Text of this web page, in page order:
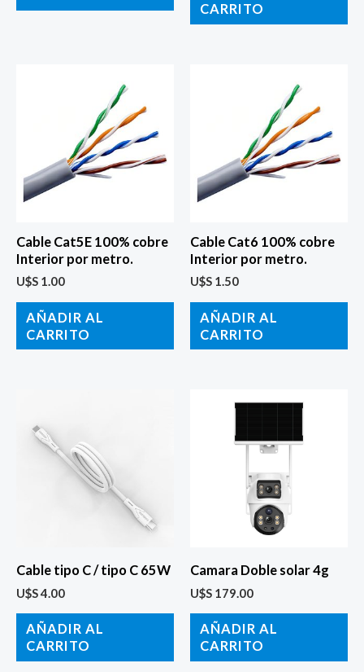
CARRITO
Cable Cat5E 100% cobre
Interior por metro.
U$S 1.00
AÑADIR AL
CARRITO
Cable Cat6 100% cobre
Interior por metro.
U$S 1.50
AÑADIR AL
CARRITO
Cable tipo C / tipo C 65W
U$S4.00
AÑADIR AL
CARRITO
Camara Doble solar 4g
U$S 179.00
AÑADIR AL
CARRITO